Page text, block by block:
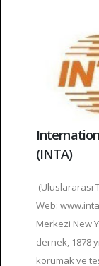
(INTA)
(Uluslararası
Web:
Merkezi New
dernek, 1878
korumak ve